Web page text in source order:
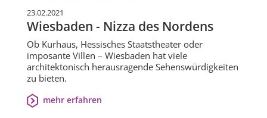
23.02.2021
Wiesbaden - Nizza des Nordens
Ob Kurhaus, Hessisches Staatstheater oder
imposante Villen – Wiesbaden hat viele
architektonisch herausragende Sehenswürdigkeiten
zu bieten.
mehr erfahren